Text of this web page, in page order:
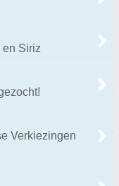
en Siriz
Verkiezingen